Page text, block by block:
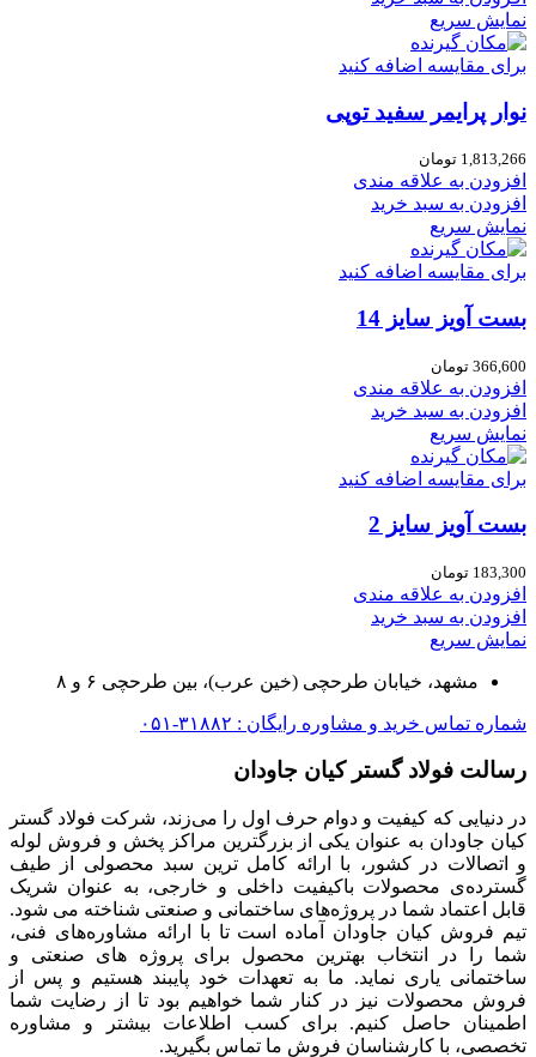
نمایش سریع
برای مقایسه اضافه کنید
نوار پرایمر سفید توپی
1,813,266 تومان
افزودن به علاقه مندی
افزودن به سبد خرید
نمایش سریع
برای مقایسه اضافه کنید
بست آویز سایز 14
366,600 تومان
افزودن به علاقه مندی
افزودن به سبد خرید
نمایش سریع
برای مقایسه اضافه کنید
بست آویز سایز 2
183,300 تومان
افزودن به علاقه مندی
افزودن به سبد خرید
نمایش سریع
مشهد، خیابان طرحچی (خین عرب)، بین طرحچی ۶ و ۸
شماره تماس خرید و مشاوره رایگان : ۳۱۸۸۲-۰۵۱
رسالت فولاد گستر کیان جاودان
در دنیایی که کیفیت و دوام حرف اول را می‌زند، شرکت فولاد گستر
کیان جاودان به عنوان یکی از بزرگترین مراکز پخش و فروش لوله
و اتصالات در کشور، با ارائه کامل ترین سبد محصولی از طیف
گسترده‌‌ی محصولات باکیفیت داخلی و خارجی، به عنوان شریک
قابل اعتماد شما در پروژه‌های ساختمانی و صنعتی شناخته می شود.
تیم فروش کیان جاودان آماده است تا با ارائه مشاوره‌های فنی،
شما را در انتخاب بهترین محصول برای پروژه های صنعتی و
ساختمانی یاری نماید. ما به تعهدات خود پایبند هستیم و پس از
فروش محصولات نیز در کنار شما خواهیم بود تا از رضایت شما
اطمینان حاصل کنیم. برای کسب اطلاعات بیشتر و مشاوره
تخصصی، با کارشناسان فروش ما تماس بگیرید.